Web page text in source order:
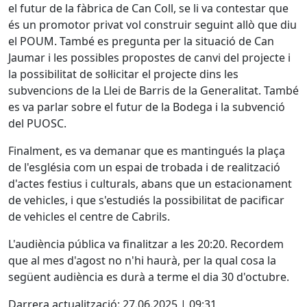
el futur de la fàbrica de Can Coll, se li va contestar que
és un promotor privat vol construir seguint allò que diu
el POUM. També es pregunta per la situació de Can
Jaumar i les possibles propostes de canvi del projecte i
la possibilitat de sol·licitar el projecte dins les
subvencions de la Llei de Barris de la Generalitat. També
es va parlar sobre el futur de la Bodega i la subvenció
del PUOSC.
Finalment, es va demanar que es mantingués la plaça
de l'església com un espai de trobada i de realització
d'actes festius i culturals, abans que un estacionament
de vehicles, i que s'estudiés la possibilitat de pacificar
de vehicles el centre de Cabrils.
L'audiència pública va finalitzar a les 20:20. Recordem
que al mes d'agost no n'hi haurà, per la qual cosa la
següent audiència es durà a terme el dia 30 d'octubre.